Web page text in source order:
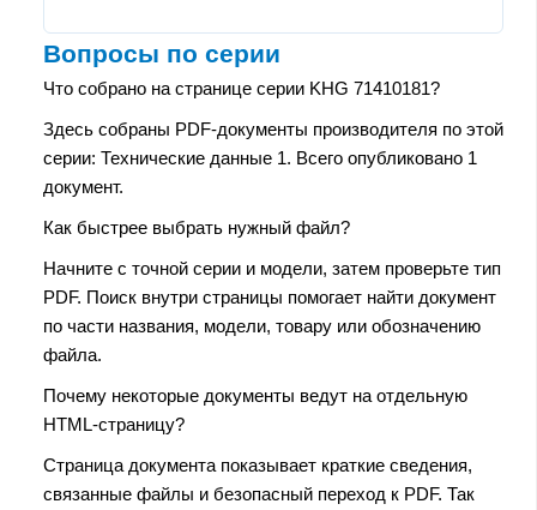
Вопросы по серии
Что собрано на странице серии KHG 71410181?
Здесь собраны PDF-документы производителя по этой
серии: Технические данные 1. Всего опубликовано 1
документ.
Как быстрее выбрать нужный файл?
Начните с точной серии и модели, затем проверьте тип
PDF. Поиск внутри страницы помогает найти документ
по части названия, модели, товару или обозначению
файла.
Почему некоторые документы ведут на отдельную
HTML-страницу?
Страница документа показывает краткие сведения,
связанные файлы и безопасный переход к PDF. Так